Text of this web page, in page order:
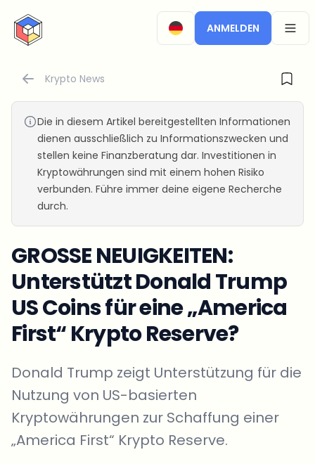
CryptoTicker
ANMELDEN
Krypto News
Die in diesem Artikel bereitgestellten Informationen
dienen ausschließlich zu Informationszwecken und
stellen keine Finanzberatung dar. Investitionen in
Kryptowährungen sind mit einem hohen Risiko
verbunden. Führe immer deine eigene Recherche
durch.
GROSSE NEUIGKEITEN:
Unterstützt Donald Trump
US Coins für eine „America
First“ Krypto Reserve?
Donald Trump zeigt Unterstützung für die
Nutzung von US-basierten
Kryptowährungen zur Schaffung einer
„America First“ Krypto Reserve.